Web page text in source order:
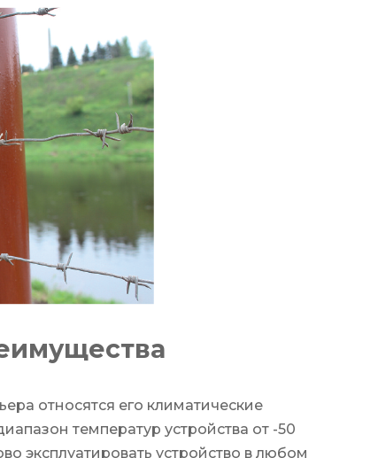
относятся его климатические
температур устройства от -50
эксплуатировать устройство в любом